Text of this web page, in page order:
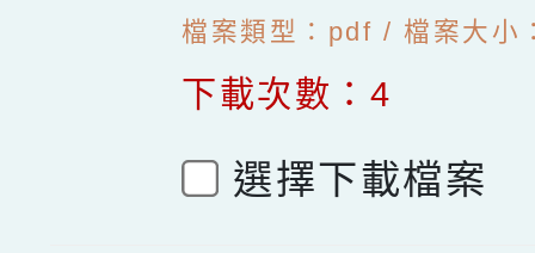
檔案類型：pdf / 檔案大小
下載次數：4
選擇下載檔案